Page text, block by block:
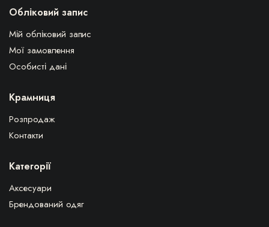
Обліковий запис
Мій обліковий запис
Мої замовлення
Особисті дані
Крамниця
Розпродаж
Контакти
Категорії
Аксесуари
Брендований одяг